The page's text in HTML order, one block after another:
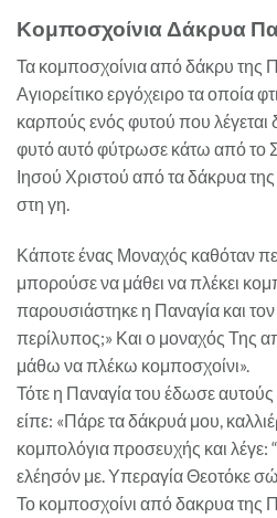
Κομποσχοίνια Δάκρυα
Τα κομποσχοίνια από δάκρυ της
Αγιορείτικο εργόχειρο τα οποία
καρπούς ενός φυτού που λέγεται
φυτό αυτό φύτρωσε κάτω από το
Ιησού Χριστού από τα δάκρυα
στη γη.
Κάποτε ένας Μοναχός καθόταν
μπορούσε να μάθει να πλέκει
παρουσιάστηκε η Παναγία και τον
περίλυπος;» Και ο μοναχός Της
μάθω να πλέκω κομποσχοίνι».
Τότε η Παναγία του έδωσε
είπε: «Πάρε τα δάκρυά μου,
κομπολόγια προσευχής και λέγε:
ελέησόν με. Υπεραγία Θεοτόκε
Το κομποσχοίνι από δακρυα της